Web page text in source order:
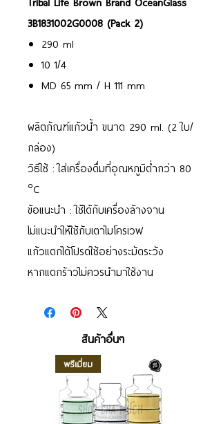
3B1831002G0008 (Pack 2)
290 ml
10 1/4
MD 65 mm / H 111 mm
ผลิตภัณฑ์แก้วน้ำ ขนาด 290 ml. (2 ใบ/
กล่อง)
วิธีใช้ : ใส่เครื่องดื่มที่อุณหภูมิต่ำกว่า 80
°C
ข้อแนะนำ : ใช้ได้กับเครื่องล้างจาน
ไม่แนะนำให้ใช้กับเตาไมโครเวฟ
แก้วแตกได้โปรดใช้อย่างระมัดระวัง
หากแตกร้าวไม่ควรนำมาใช้งาน
สินค้าอื่นๆ
พรีเมี่ยม